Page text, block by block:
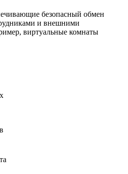
безопасный обмен
и внешними
виртуальные комнаты